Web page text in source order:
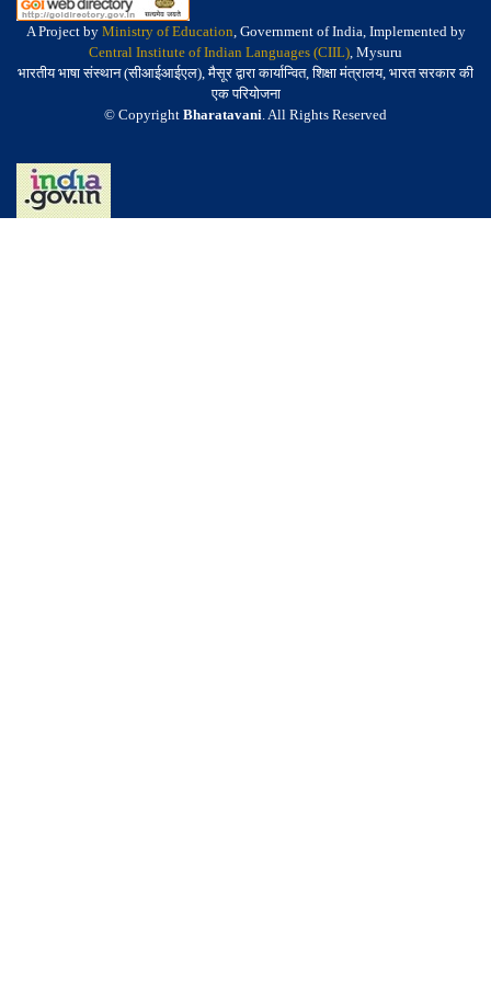
A Project by Ministry of Education, Government of India, Implemented by
Central Institute of Indian Languages (CIIL), Mysuru
भारतीय भाषा संस्थान (सीआईआईएल), मैसूर द्वारा कार्यान्वित, शिक्षा मंत्रालय, भारत सरकार की
एक परियोजना
© Copyright Bharatavani. All Rights Reserved